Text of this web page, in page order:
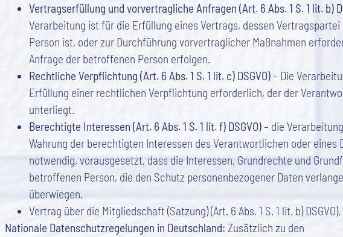
Vertragserfüllung und vorvertragliche Anfragen (Art. 6 Abs. 1 S. 1 lit. b)
Verarbeitung ist für die Erfüllung eines Vertrags, dessen
Person ist, oder zur Durchführung vorvertraglicher Maßnahmen
Anfrage der betroffenen Person erfolgen.
Rechtliche Verpflichtung (Art. 6 Abs. 1 S. 1 lit. c) DSGVO)– Die
Erfüllung einer rechtlichen Verpflichtung erforderlich, der der
unterliegt.
Berechtigte Interessen (Art. 6 Abs. 1 S. 1 lit. f) DSGVO)– die
Wahrung der berechtigten Interessen des Verantwortlichen oder eines
notwendig, vorausgesetzt, dass die Interessen, Grundrechte und
betroffenen Person, die den Schutz personenbezogener Daten
überwiegen.
Vertrag über die Mitgliedschaft (Satzung) (Art. 6 Abs. 1 S. 1 lit. b) DSGVO).
Nationale Datenschutzregelungen in Deutschland: Zusätzlich zu den